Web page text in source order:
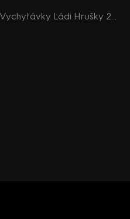
Vychytávky Ládi Hrušky 2018 (25): Školní vychytávky